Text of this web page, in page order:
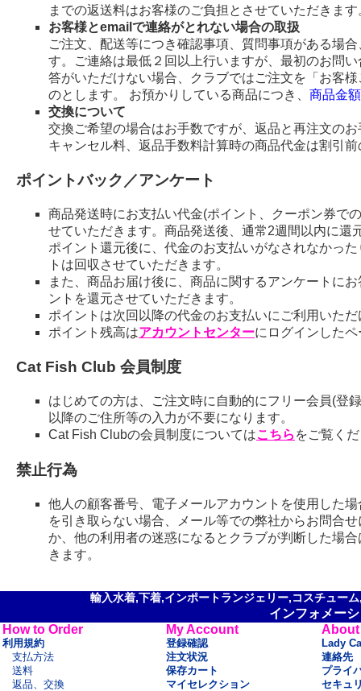
までの返送料はお客様のご負担とさせていただきます
お客様とemailで連絡がとれない場合の取扱
ご注文、配送等につき確認事項、質問事項がある場
す。ご連絡は最低２回以上行いますが、最初のお問
答がいただけない場合、クラブではご注文を「お客
のとします。 お預かりしている商品につき、 商品金
交換について
交換ご希望の場合はお手数ですが、返品と再注文の
キャンセル料、返品手数料計算時の商品代金は割引
ポイントバック／アンケート
商品発送時にお支払い代金(ポイント、クーポン券で
せていただきます。商品発送後、通常2週間以内に還
ポイント還元後に、代金のお支払いがなされなかっ
トは回収させていただきます。
また、商品お届け後に、商品に関するアンケートに
ントを還元させていただきます。
ポイントは次回以降の代金のお支払いにご利用いた
ポイント残高はアカウントセンターにログインした
Cat Fish Club 会員制度
はじめての方は、ご注文時に自動的にフリー会員(登
以降のご住所等の入力が不要になります。
Cat Fish Clubの会員制度についてはこちら をご覧く
禁止行為
他人の顧客番号、電子メールアカウントを使用した
を引き取らない場合、メール等での弊社からお問合
か、他の利用者の迷惑になるとクラブが判断した場
きます。
輸入水着,下着,インポートランジェリー,コスチュー
インフォメー
How to Order
利用規約
支払方法
送料
返品、交換
My Account
登録確認
注文状況
保存カート
マイセレクション
About
Lady
連絡先
プライ
セキュ